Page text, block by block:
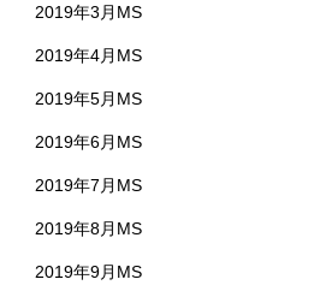
2019年3月MS
2019年4月MS
2019年5月MS
2019年6月MS
2019年7月MS
2019年8月MS
2019年9月MS